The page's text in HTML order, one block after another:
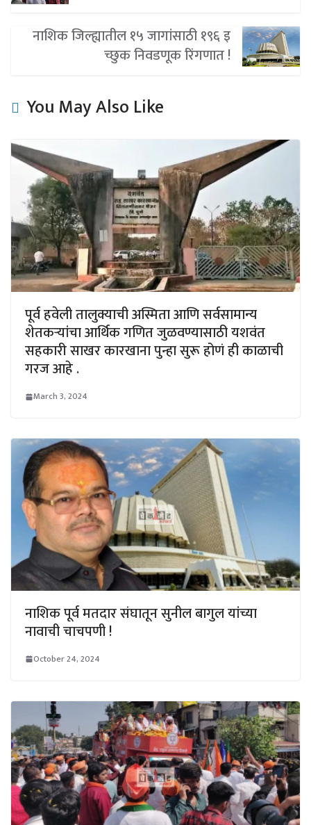
नाशिक जिल्ह्यातील १५ जागांसाठी १९६ इ
च्छुक निवडणूक रिंगणात !
You May Also Like
पूर्व हवेली तालुक्याची अस्मिता आणि सर्वसामान्य
शेतकऱ्यांचा आर्थिक गणित जुळवण्यासाठी यशवंत
सहकारी साखर कारखाना पुन्हा सुरू होणं ही काळाची
गरज आहे .
March 3, 2024
नाशिक पूर्व मतदार संघातून सुनील बागुल यांच्या
नावाची चाचपणी !
October 24, 2024